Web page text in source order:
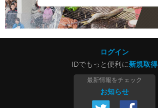
ログイン
IDでもっと便利に新規取得
最新情報をチェック
お知らせ